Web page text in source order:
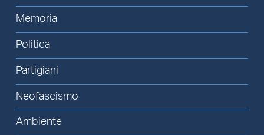
Memoria
Politica
Partigiani
Neofascismo
Ambiente